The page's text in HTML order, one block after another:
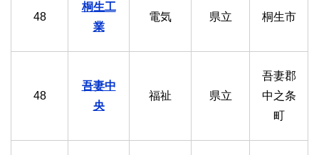
48
桐生工
業
電気 県立 桐生市
48
吾妻中
央
福祉 県立
吾妻郡
中之条
町